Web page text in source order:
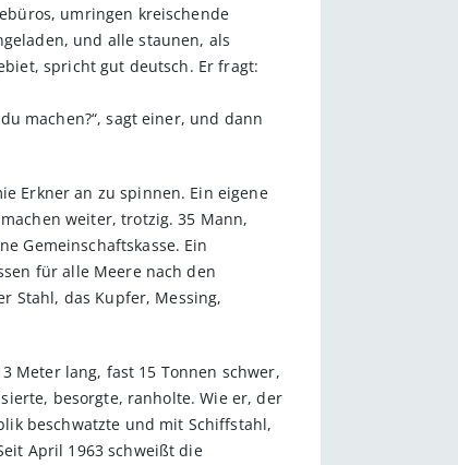
umringen kreischende
und alle staunen, als
spricht gut deutsch. Er fragt:
machen?“, sagt einer, und dann
Erkner an zu spinnen. Ein eigene
weiter, trotzig. 35 Mann,
Gemeinschaftskasse. Ein
für alle Meere nach den
Stahl, das Kupfer, Messing,
Meter lang, fast 15 Tonnen schwer,
besorgte, ranholte. Wie er, der
beschwatzte und mit Schiffstahl,
April 1963 schweißt die